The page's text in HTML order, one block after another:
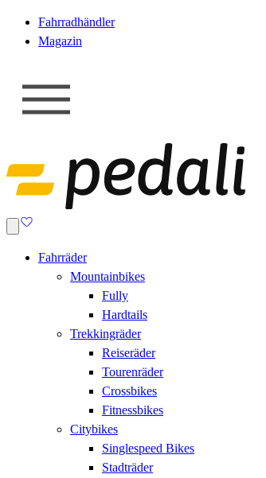
Fahrradhändler
Magazin
Fahrräder
Mountainbikes
Fully
Hardtails
Trekkingräder
Reiseräder
Tourenräder
Crossbikes
Fitnessbikes
Citybikes
Singlespeed Bikes
Stadträder